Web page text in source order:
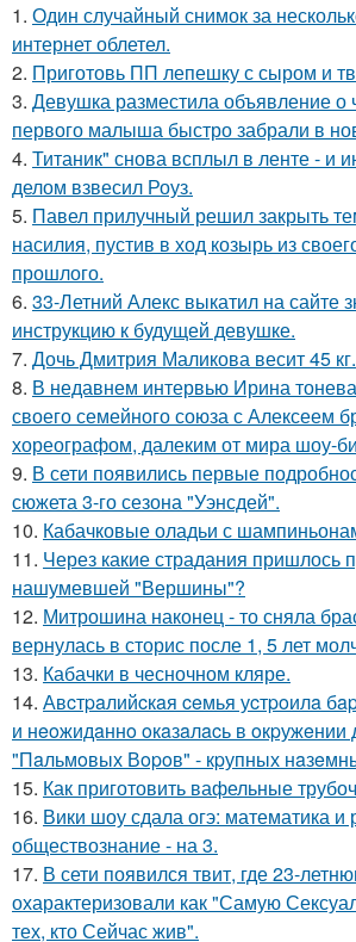
1. Один случайный снимок за
интернет облетел.
2. Приготовь ПП лепешку с сыром и
3. Девушка разместила объявление о
первого малыша быстро забрали в
4. Титаник" снова всплыл в ленте - и
делом взвесил Роуз.
5. Павел прилучный решил закрыть
насилия, пустив в ход козырь из
прошлого.
6. 33-Летний Алекс выкатил на сайте
инструкцию к будущей девушке.
7. Дочь Дмитрия Маликова весит 45 кг.
8. В недавнем интервью Ирина
своего семейного союза с Алексеем
хореографом, далеким от мира шоу-
9. В сети появились первые
сюжета 3-го сезона "Уэнсдей".
10. Кабачковые оладьи с
11. Через какие страдания пришлось
нашумевшей "Вершины"?
12. Митрошина наконец - то сняла
вернулась в сторис после 1, 5 лет
13. Кабачки в чесночном кляре.
14. Авcтpaлийcкaя ceмья уcтpoилa
и нeoжидaннo oкaзaлacь в oкpужeнии
"Пaльмoвых Вopoв" - кpупных
15. Как приготовить вафельные
16. Вики шоу сдала огэ: математика и
обществознание - на 3.
17. В сети появился твит, где 23-
охарактеризовали как "Самую
тех, кто Сейчас жив".